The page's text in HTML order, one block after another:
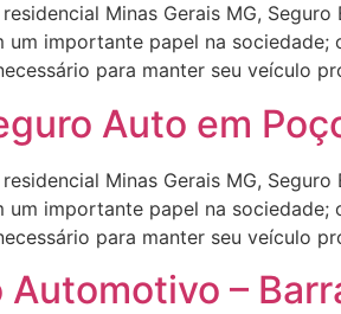
residencial Minas Gerais MG,
um importante papel na
para manter seu veículo
Auto em
residencial Minas Gerais MG,
um importante papel na
para manter seu veículo
Automotivo –